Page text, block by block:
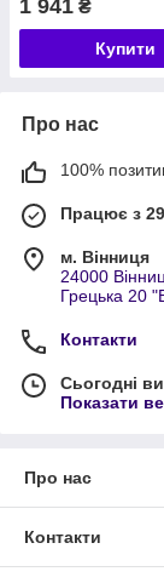
1 941 ₴
Купити
Про нас
100%
Працює з
м. Вінниця
24000
Грецька 20
Контакти
Сьогодні
Показати
Про нас
Контакти